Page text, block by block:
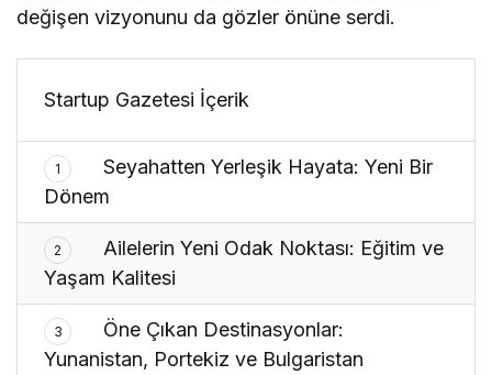
değişen vizyonunu da gözler önüne serdi.
Startup Gazetesi İçerik
1
Seyahatten Yerleşik Hayata: Yeni Bir
Dönem
2
Ailelerin Yeni Odak Noktası: Eğitim ve
Yaşam Kalitesi
3
Öne Çıkan Destinasyonlar:
Yunanistan, Portekiz ve Bulgaristan